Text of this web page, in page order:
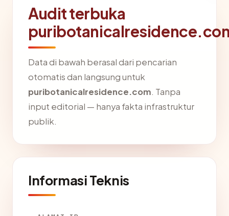
Audit terbuka
Data di bawah berasal dari pencarian
otomatis dan langsung untuk
puribotanicalresidence.com. Tanpa
input editorial — hanya fakta infrastruktur
publik.
Informasi Teknis